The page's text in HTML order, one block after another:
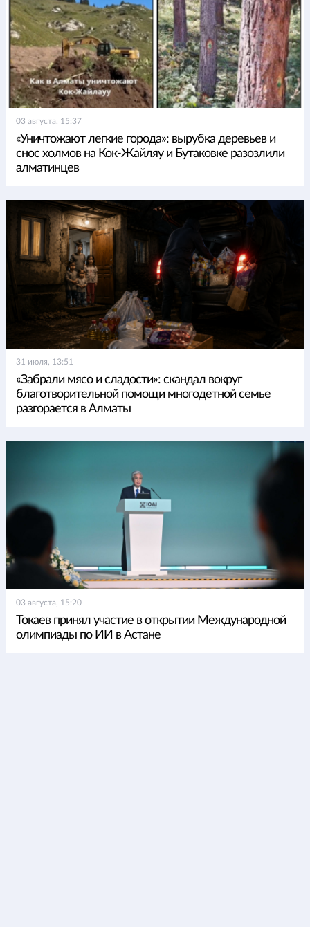
03 августа, 15:37
«Уничтожают легкие города»: вырубка деревьев и
снос холмов на Кок-Жайляу и Бутаковке разозлили
алматинцев
31 июля, 13:51
«Забрали мясо и сладости»: скандал вокруг
благотворительной помощи многодетной семье
разгорается в Алматы
03 августа, 15:20
Токаев принял участие в открытии Международной
олимпиады по ИИ в Астане